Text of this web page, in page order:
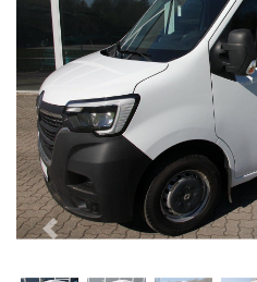
Previous